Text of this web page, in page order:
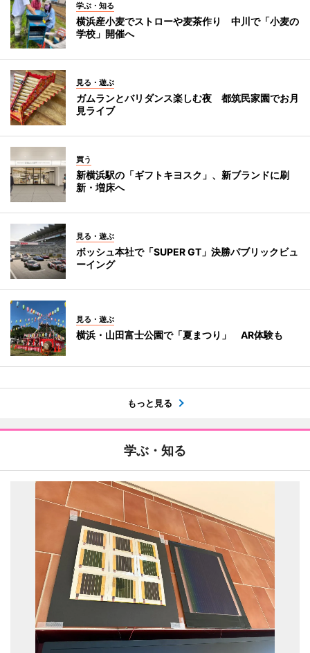
学ぶ・知る
横浜産小麦でストローや麦茶作り 中川で「小麦の
学校」開催へ
見る・遊ぶ
ガムランとバリダンス楽しむ夜 都筑民家園でお月
見ライブ
買う
新横浜駅の「ギフトキヨスク」、新ブランドに刷
新・増床へ
見る・遊ぶ
ボッシュ本社で「SUPER GT」決勝パブリックビュ
ーイング
見る・遊ぶ
横浜・山田富士公園で「夏まつり」 AR体験も
もっと見る
学ぶ・知る